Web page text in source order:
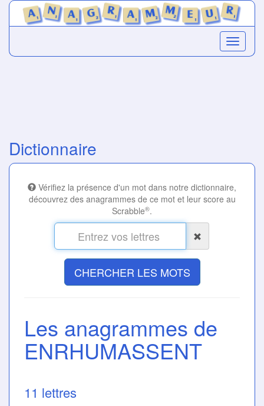
Dictionnaire
Vérifiez la présence d'un mot dans notre dictionnaire,
découvrez des anagrammes de ce mot et leur score au
Scrabble®.
CHERCHER LES MOTS
Les anagrammes de
ENRHUMASSENT
11 lettres